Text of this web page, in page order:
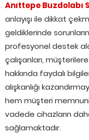
Anıttepe Buzdolabı
anlayışı ile dikkat
geldiklerinde
profesyonel destek
çalışanları,
hakkında faydalı
alışkanlığı
hem müşteri
vadede cihazların
sağlamaktadır.